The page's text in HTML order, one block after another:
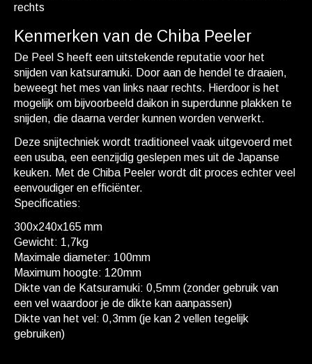
rechts
Kenmerken van de Chiba Peeler
De Peel S heeft een uitstekende reputatie voor het
snijden van katsuramuki. Door aan de hendel te draaien,
beweegt het mes van links naar rechts. Hierdoor is het
mogelijk om bijvoorbeeld daikon in superdunne plakken te
snijden, die daarna verder kunnen worden verwerkt.
Deze snijtechniek wordt traditioneel vaak uitgevoerd met
een usuba, een eenzijdig geslepen mes uit de Japanse
keuken. Met de Chiba Peeler wordt dit proces echter veel
eenvoudiger en efficiënter.
Specificaties:
300x240x165 mm
Gewicht: 1,7kg
Maximale diameter: 100mm
Maximum hoogte: 120mm
Dikte van de Katsuramuki: 0,5mm (zonder gebruik van
een vel waardoor je de dikte kan aanpassen)
Dikte van het vel: 0,3mm (je kan 2 vellen tegelijk
gebruiken)